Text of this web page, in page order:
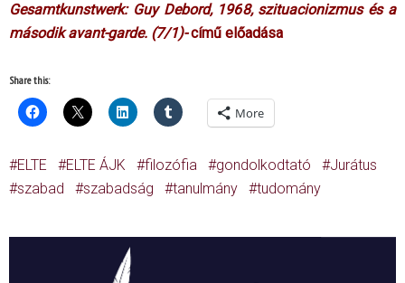
Gesamtkunstwerk: Guy Debord, 1968, szituacionizmus és a
második avant-garde. (7/1)-című előadása
Share this:
More
ELTE ELTE ÁJK filozófia gondolkodtató
Jurátus
szabad
szabadság tanulmány tudomány